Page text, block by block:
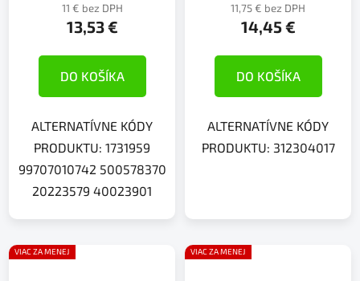
11 € bez DPH
13,53 €
DO KOŠÍKA
ALTERNATÍVNE KÓDY
PRODUKTU: 1731959
99707010742 500578370
20223579 40023901
11,75 € bez DPH
14,45 €
DO KOŠÍKA
ALTERNATÍVNE KÓDY
PRODUKTU: 312304017
VIAC ZA MENEJ VIAC ZA MENEJ